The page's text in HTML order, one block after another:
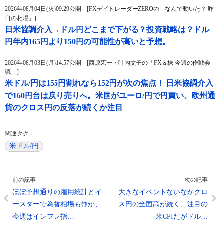
2026年08月04日(火)09:29公開 [FXデイトレーダーZEROの「なんで動いた？ 昨
日の相場」]
日米協調介入→ドル円どこまで下がる？投資戦略は？ドル
円年内165円より150円の可能性が高いと予想。
2026年08月03日(月)14:57公開 [西原宏一・叶内文子の「FX＆株 今週の作戦会
議」]
米ドル/円は155円割れなら152円が次の焦点！ 日米協調介入
で160円台は戻り売りへ。米国がユーロ/円で円買い、欧州通
貨のクロス円の反落が続くか注目
関連タグ
米ドル/円
前の記事
ほぼ予想通りの雇用統計とイ
ースターで為替相場も静か、
今週はインフレ指…
次の記事
大きなイベントないなかクロ
ス円の全面高が続く、注目の
米CPIだがドル…